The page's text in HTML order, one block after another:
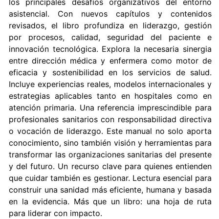
los principales desafíos organizativos del entorno
asistencial. Con nuevos capítulos y contenidos
revisados, el libro profundiza en liderazgo, gestión
por procesos, calidad, seguridad del paciente e
innovación tecnológica. Explora la necesaria sinergia
entre dirección médica y enfermera como motor de
eficacia y sostenibilidad en los servicios de salud.
Incluye experiencias reales, modelos internacionales y
estrategias aplicables tanto en hospitales como en
atención primaria. Una referencia imprescindible para
profesionales sanitarios con responsabilidad directiva
o vocación de liderazgo. Este manual no solo aporta
conocimiento, sino también visión y herramientas para
transformar las organizaciones sanitarias del presente
y del futuro. Un recurso clave para quienes entienden
que cuidar también es gestionar. Lectura esencial para
construir una sanidad más eficiente, humana y basada
en la evidencia. Más que un libro: una hoja de ruta
para liderar con impacto.